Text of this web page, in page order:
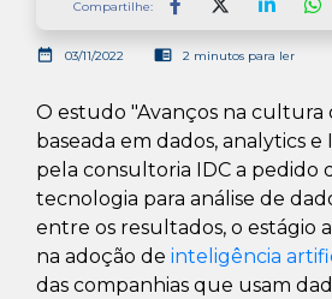
Compartilhe:
Facebook
date_range 03/11/2022 chrome_reader_mode 2 minutos para ler
O estudo "Avanços na cultura
baseada em dados, analytics e
pela consultoria IDC a pedido
tecnologia para análise de
entre os resultados, o estágio
na adoção de inteligência
das companhias que usam